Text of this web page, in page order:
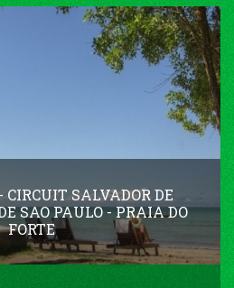
SALVADOR DE
SAO PAULO - PRAIA DO
FORTE